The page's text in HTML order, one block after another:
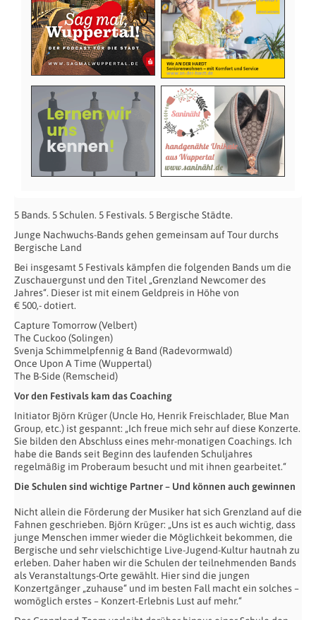
5 Bands. 5 Schulen. 5 Festivals. 5 Bergische Städte.
Junge Nachwuchs-Bands gehen gemeinsam auf Tour durchs
Bergische Land
Bei insgesamt 5 Festivals kämpfen die folgenden Bands um die
Zuschauergunst und den Titel „Grenzland Newcomer des
Jahres“. Dieser ist mit einem Geldpreis in Höhe von
€ 500,- dotiert.
Capture Tomorrow (Velbert)
The Cuckoo (Solingen)
Svenja Schimmelpfennig & Band (Radevormwald)
Once Upon A Time (Wuppertal)
The B-Side (Remscheid)
Vor den Festivals kam das Coaching
Initiator Björn Krüger (Uncle Ho, Henrik Freischlader, Blue Man
Group, etc.) ist gespannt: „Ich freue mich sehr auf diese Konzerte.
Sie bilden den Abschluss eines mehr-monatigen Coachings. Ich
habe die Bands seit Beginn des laufenden Schuljahres
regelmäßig im Proberaum besucht und mit ihnen gearbeitet.“
Die Schulen sind wichtige Partner – Und können auch gewinnen
Nicht allein die Förderung der Musiker hat sich Grenzland auf die
Fahnen geschrieben. Björn Krüger: „Uns ist es auch wichtig, dass
junge Menschen immer wieder die Möglichkeit bekommen, die
Bergische und sehr vielschichtige Live-Jugend-Kultur hautnah zu
erleben. Daher haben wir die Schulen der teilnehmenden Bands
als Veranstaltungs-Orte gewählt. Hier sind die jungen
Konzertgänger „zuhause“ und im besten Fall macht ein solches –
womöglich erstes – Konzert-Erlebnis Lust auf mehr.“